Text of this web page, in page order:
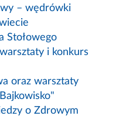
– wędrówki
Stołowego
i konkurs
oraz warsztaty
o Zdrowym